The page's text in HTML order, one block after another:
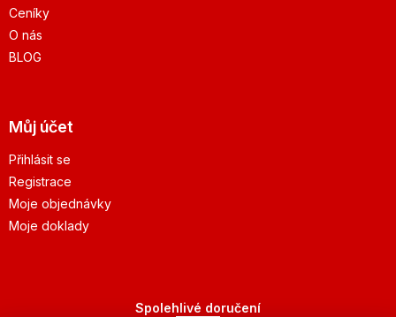
Ceníky
O nás
BLOG
Můj účet
Přihlásit se
Registrace
Moje objednávky
Moje doklady
Spolehlivé doručení